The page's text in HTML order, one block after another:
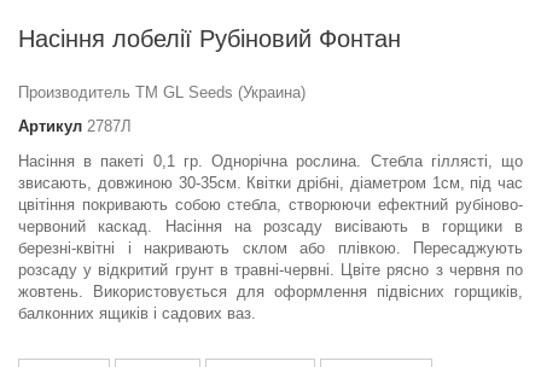
Насіння лобелії Рубіновий Фонтан
Производитель ТМ GL Seeds (Украина)
Артикул 2787Л
Насіння в пакеті 0,1 гр. Однорічна рослина. Стебла гіллясті, що
звисають, довжиною 30-35см. Квітки дрібні, діаметром 1см, під час
цвітіння покривають собою стебла, створюючи ефектний рубіново-
червоний каскад. Насіння на розсаду висівають в горщики в
березні-квітні і накривають склом або плівкою. Пересаджують
розсаду у відкритий грунт в травні-червні. Цвіте рясно з червня по
жовтень. Використовується для оформлення підвісних горщиків,
балконних ящиків і садових ваз.